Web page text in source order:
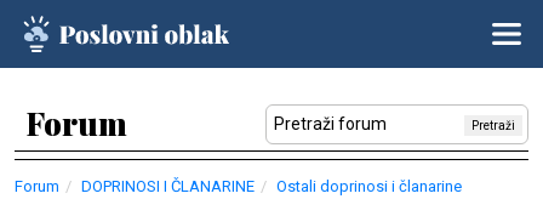
Forum Pretraži
Forum DOPRINOSI I ČLANARINE
Ostali doprinosi i članarine